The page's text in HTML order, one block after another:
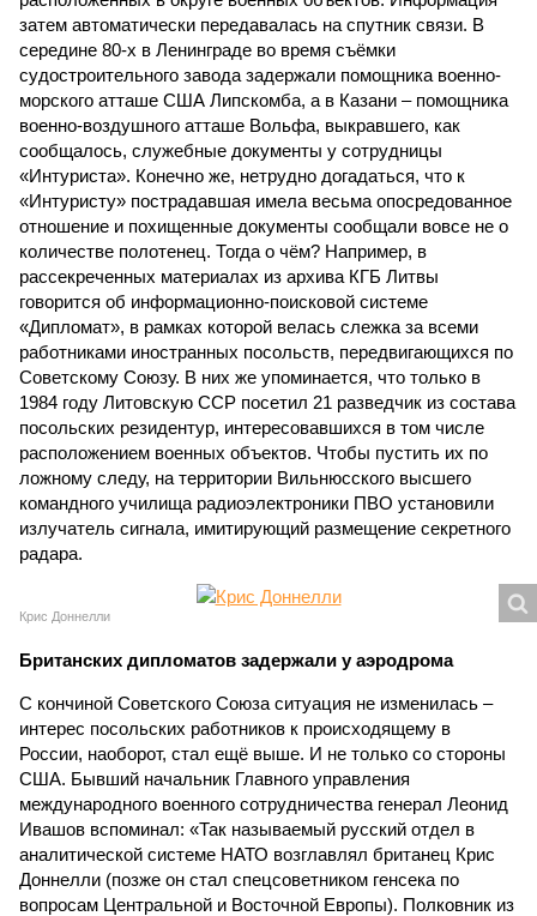
затем автоматически передавалась на спутник связи. В
середине 80-х в Ленинграде во время съёмки
судостроительного завода задержали помощника военно-
морского атташе США Липскомба, а в Казани – помощника
военно-воздушного атташе Вольфа, выкравшего, как
сообщалось, служебные документы у сотрудницы
«Интуриста». Конечно же, нетрудно догадаться, что к
«Интуристу» пострадавшая имела весьма опосредованное
отношение и похищенные документы сообщали вовсе не о
количестве полотенец. Тогда о чём? Например, в
рассекреченных материалах из архива КГБ Литвы
говорится об информационно-поисковой системе
«Дипломат», в рамках которой велась слежка за всеми
работниками иностранных посольств, передвигающихся по
Советскому Союзу. В них же упоминается, что только в
1984 году Литовскую ССР посетил 21 разведчик из состава
посольских резидентур, интересовавшихся в том числе
расположением военных объектов. Чтобы пустить их по
ложному следу, на территории Вильнюсского высшего
командного училища радиоэлектроники ПВО установили
излучатель сигнала, имитирующий размещение секретного
радара.
Крис Доннелли
Британских дипломатов задержали у аэродрома
С кончиной Советского Союза ситуация не изменилась –
интерес посольских работников к происходящему в
России, наоборот, стал ещё выше. И не только со стороны
США. Бывший начальник Главного управления
международного военного сотрудничества генерал Леонид
Ивашов вспоминал: «Так называемый русский отдел в
аналитической системе НАТО возглавлял британец Крис
Доннелли (позже он стал спецсоветником генсека по
вопросам Центральной и Восточной Европы). Полковник из